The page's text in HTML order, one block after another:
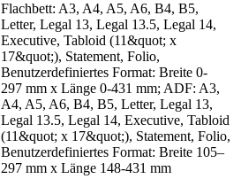
Flachbett: A3, A4, A5, A6, B4, B5,
Letter, Legal 13, Legal 13.5, Legal 14,
Executive, Tabloid (11&quot; x
17&quot;), Statement, Folio,
Benutzerdefiniertes Format: Breite 0-
297 mm x Länge 0-431 mm; ADF: A3,
A4, A5, A6, B4, B5, Letter, Legal 13,
Legal 13.5, Legal 14, Executive, Tabloid
(11&quot; x 17&quot;), Statement, Folio,
Benutzerdefiniertes Format: Breite 105–
297 mm x Länge 148-431 mm